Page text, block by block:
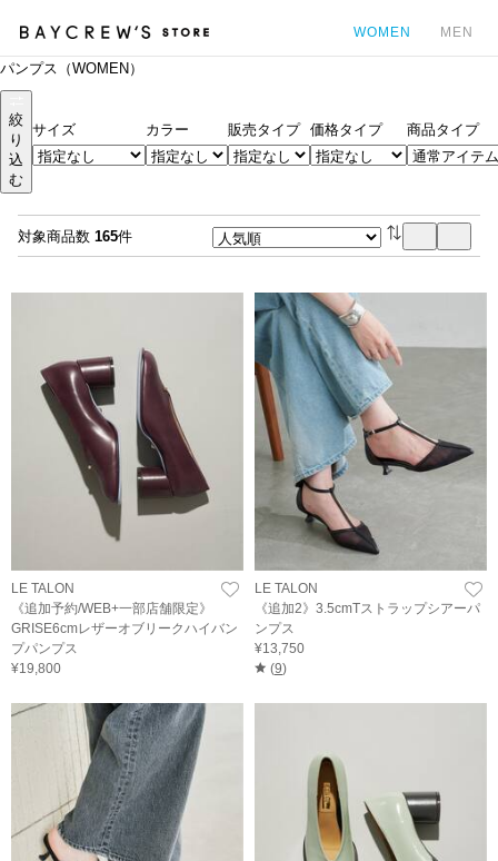
WOMEN MEN
パンプス（WOMEN）
絞
り
込
む
サイズ カラー 販売タイプ 価格タイプ 商品タイプ
対象商品数 165件
LE TALON
《追加予約/WEB+一部店舗限定》
GRISE6cmレザーオブリークハイバン
プパンプス
¥19,800
LE TALON
《追加2》3.5cmTストラップシアーパ
ンプス
¥13,750
(9)